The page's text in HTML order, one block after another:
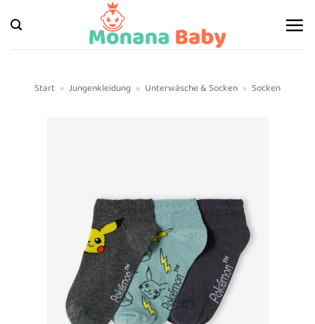
Inhalt
springen
Start » Jungenkleidung » Unterwäsche & Socken » Socken